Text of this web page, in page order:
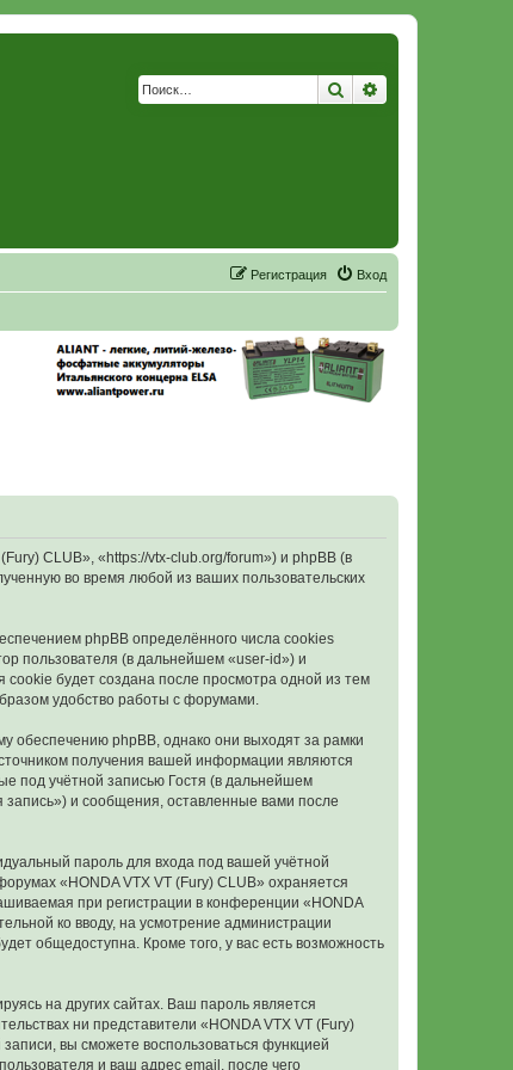
Поиск
Вход
Регистрация
CLUB», «https://vtx-club.org/forum») и phpBB (в
во время любой из ваших пользовательских
phpBB определённого числа cookies
пользователя (в дальнейшем «user-id») и
будет создана после просмотра одной из тем
удобство работы с форумами.
обеспечению phpBB, однако они выходят за рамки
получения вашей информации являются
под учётной записью Гостя (в дальнейшем
и сообщения, оставленные вами после
пароль для входа под вашей учётной
«HONDA VTX VT (Fury) CLUB» охраняется
при регистрации в конференции «HONDA
ко вводу, на усмотрение администрации
общедоступна. Кроме того, у вас есть возможность
на других сайтах. Ваш пароль является
ни представители «HONDA VTX VT (Fury)
вы сможете воспользоваться функцией
и ваш адрес email, после чего